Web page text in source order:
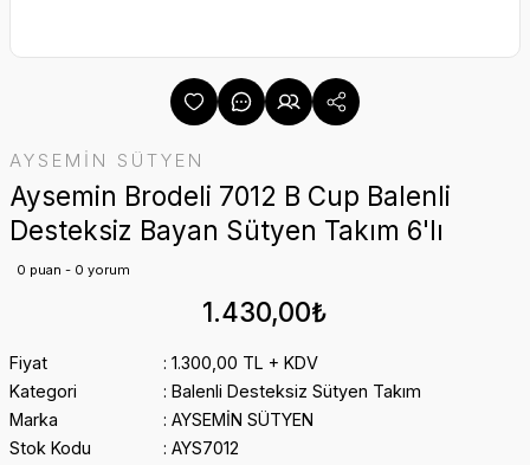
AYSEMİN SÜTYEN
Aysemin Brodeli 7012 B Cup Balenli
Desteksiz Bayan Sütyen Takım 6'lı
0 puan - 0 yorum
1.430,00₺
Fiyat
1.300,00 TL + KDV
Kategori
Balenli Desteksiz Sütyen Takım
Marka
AYSEMİN SÜTYEN
Stok Kodu
AYS7012